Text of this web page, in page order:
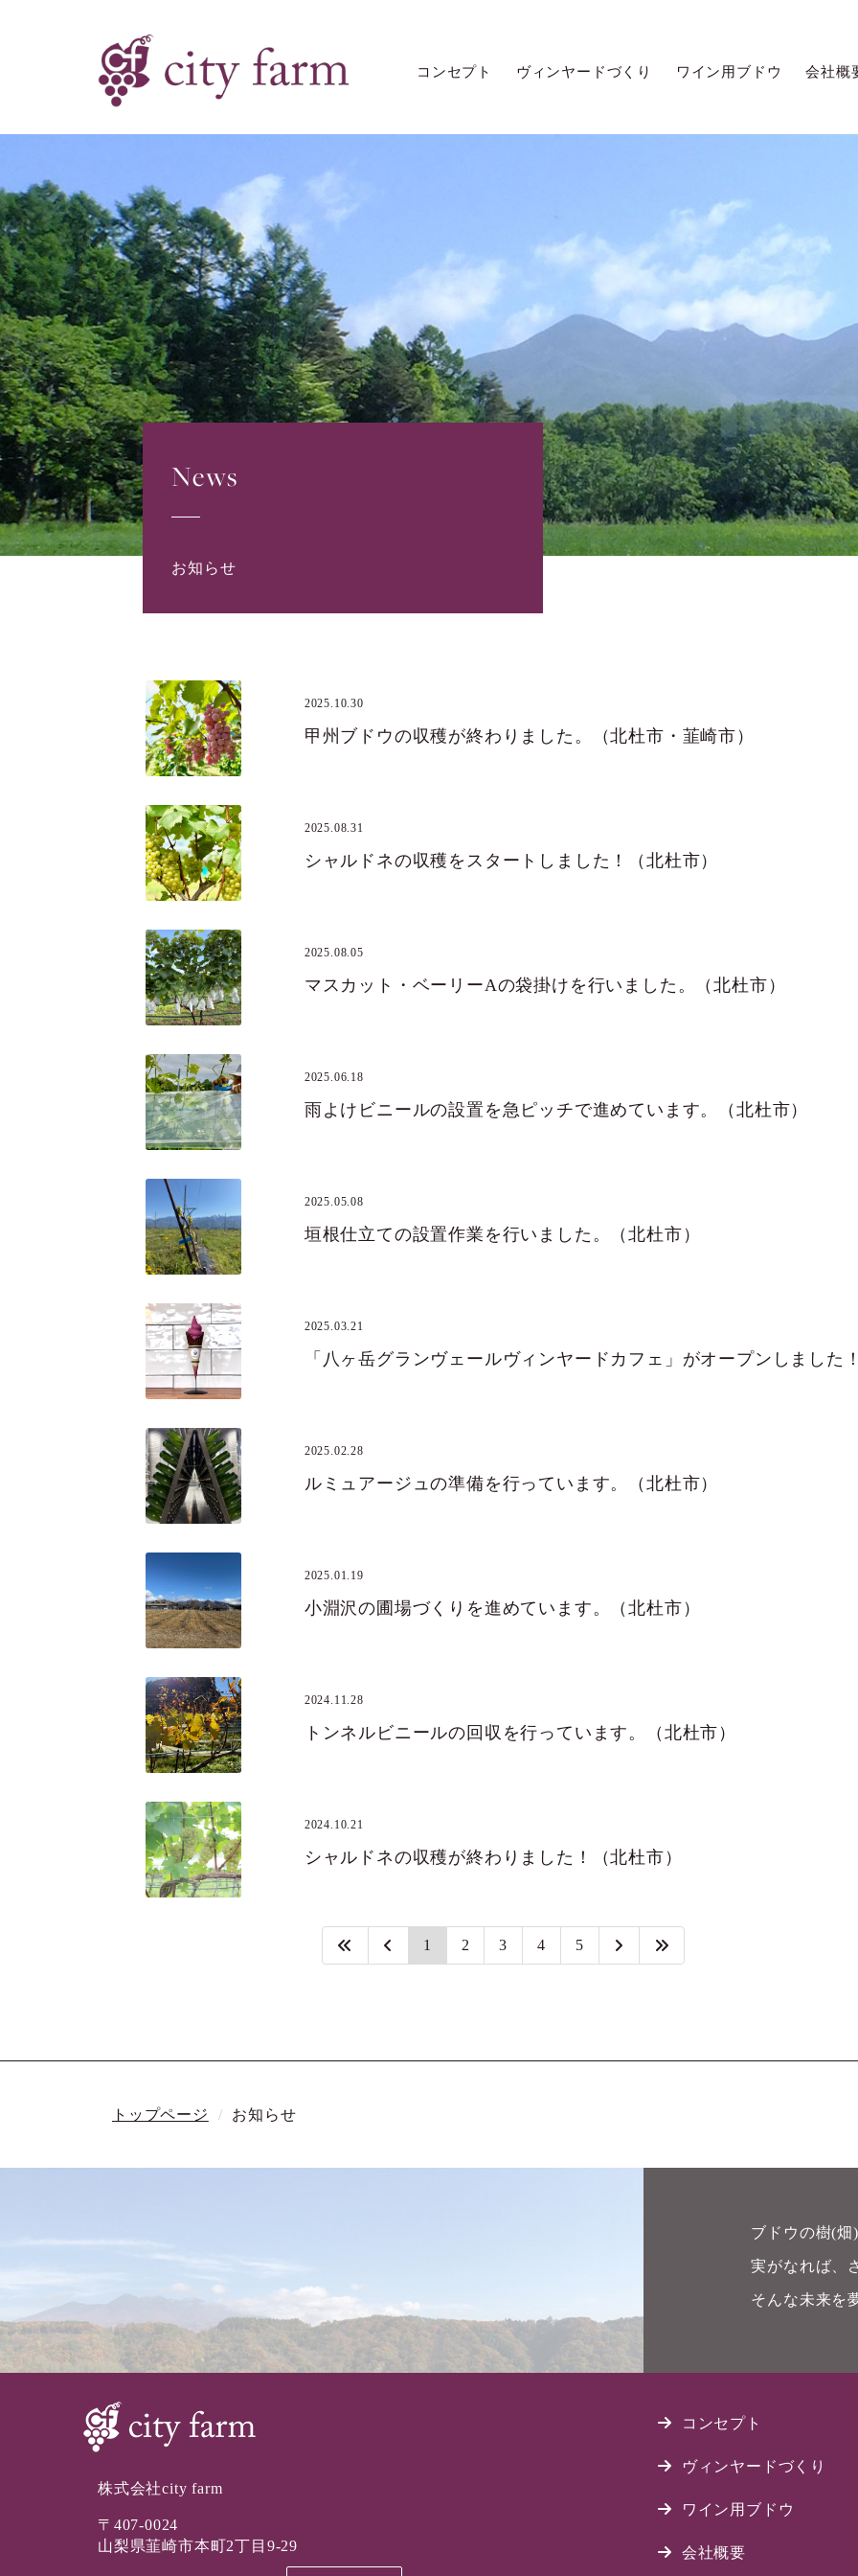
コンセプト ヴィンヤードづくり ワイン用ブドウ 会社概
News
お知らせ
2025.10.30
甲州ブドウの収穫が終わりました。（北杜市・韮崎市）
2025.08.31
シャルドネの収穫をスタートしました！（北杜市）
2025.08.05
マスカット・ベーリーAの袋掛けを行いました。（北杜市）
2025.06.18
雨よけビニールの設置を急ピッチで進めています。（北杜市）
2025.05.08
垣根仕立ての設置作業を行いました。（北杜市）
2025.03.21
2025.02.28
ルミュアージュの準備を行っています。（北杜市）
2025.01.19
小淵沢の圃場づくりを進めています。（北杜市）
2024.11.28
トンネルビニールの回収を行っています。（北杜市）
2024.10.21
シャルドネの収穫が終わりました！（北杜市）
1 2 3 4 5
トップページ お知らせ
ブドウの樹(畑
実がなれば、
そんな未来を
株式会社city farm
〒407-0024
山梨県韮崎市本町2丁目9-29
コンセプト
ヴィンヤードづくり
ワイン用ブドウ
会社概要